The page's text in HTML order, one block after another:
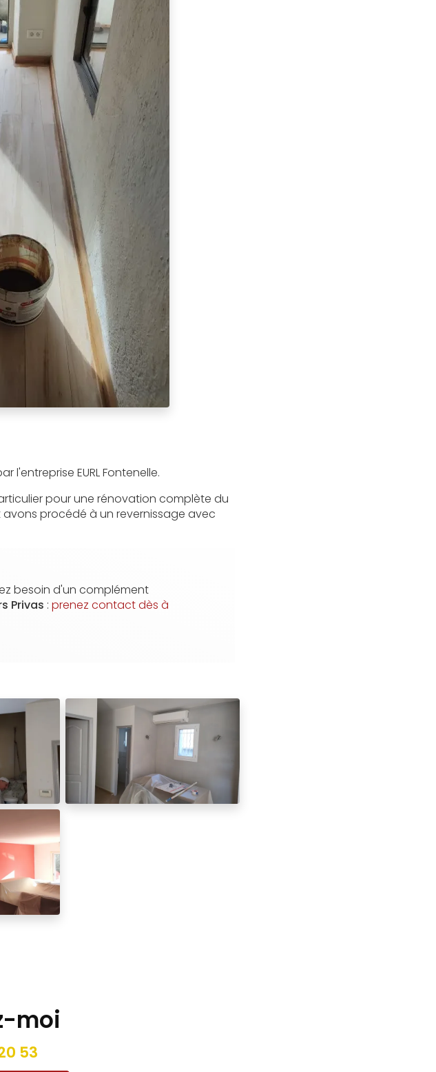
l'entreprise EURL Fontenelle.
pour une rénovation complète du
procédé à un revernissage avec
besoin d'un complément
Privas : prenez contact dès à
moi
53